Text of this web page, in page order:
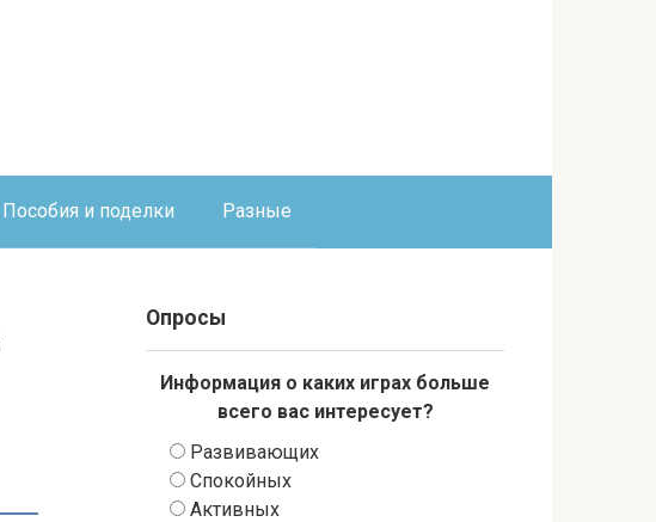
Пособия и поделки Разные
Опросы
Информация о каких играх больше
всего вас интересует?
Развивающих
Спокойных
Активных